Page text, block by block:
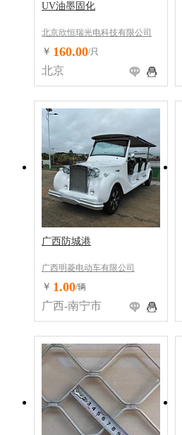
UV油墨固化
北京欣恒瑞光电科技有限公司
￥ 160.00/只
北京
广西防城港
广西明菱电动车有限公司
￥ 1.00/辆
广西-南宁市